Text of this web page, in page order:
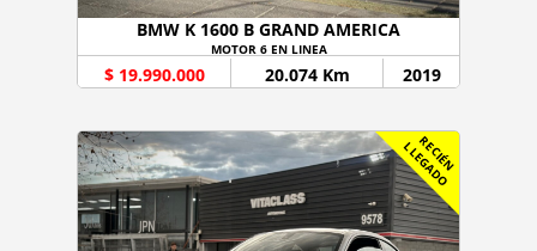
BMW K 1600 B GRAND AMERICA
MOTOR 6 EN LINEA
$ 19.990.000 20.074 Km 2019
R
E
C
I
É
N
L
L
E
G
A
D
O